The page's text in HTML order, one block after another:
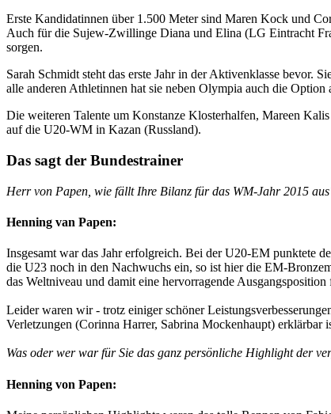
Erste Kandidatinnen über 1.500 Meter sind Maren Kock und
Auch für die Sujew-Zwillinge Diana und Elina (LG Eintracht
sorgen.
Sarah Schmidt steht das erste Jahr in der Aktivenklasse bevor.
alle anderen Athletinnen hat sie neben Olympia auch die
Die weiteren Talente um Konstanze Klosterhalfen, Mareen
auf die U20-WM in Kazan (Russland).
Das sagt der Bundestrainer
Herr von Papen, wie fällt Ihre Bilanz für das WM-Jahr 2015
Henning van Papen:
Insgesamt war das Jahr erfolgreich. Bei der U20-EM punktete
die U23 noch in den Nachwuchs ein, so ist hier die EM-
das Weltniveau und damit eine hervorragende
Leider waren wir - trotz einiger schöner
Verletzungen (Corinna Harrer, Sabrina Mockenhaupt) erklärbar
Was oder wer war für Sie das ganz persönliche Highlight der
Henning von Papen: